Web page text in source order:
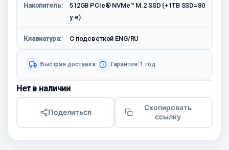
Накопитель:
512GB PCIe® NVMe™ M.2 SSD (+1TB SSD=80
у.е)
Клавиатура: С подсветкой ENG/RU
Быстрая доставка Гарантия: 1 год
Нет в наличии
Поделиться
Скопировать
ссылку